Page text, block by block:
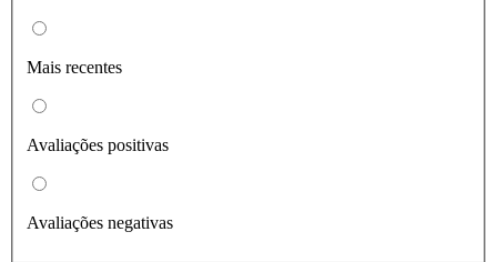
Mais recentes
Avaliações positivas
Avaliações negativas